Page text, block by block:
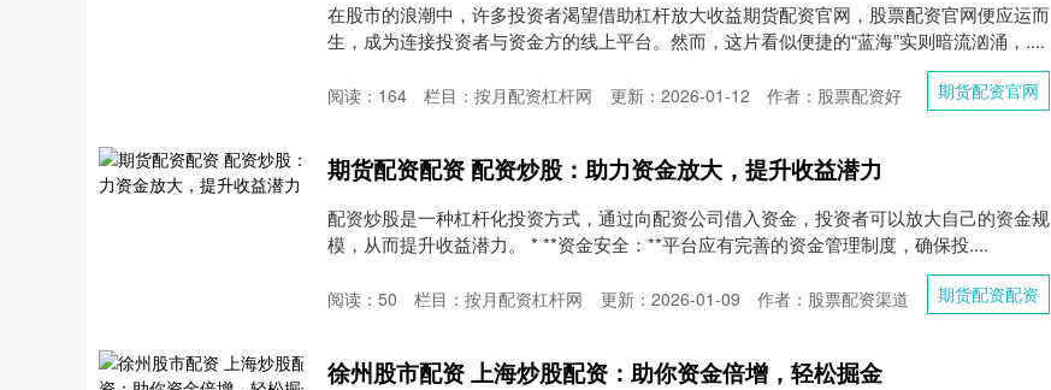
在股市的浪潮中，许多投资者渴望借助杠杆放大收益期货配资官网，股票配资官网便应运而
生，成为连接投资者与资金方的线上平台。然而，这片看似便捷的“蓝海”实则暗流汹涌，....
期货配资官网
更新：2026-01-12 作者：股票配资好
阅读： 164 栏目： 按月配资杠杆网
期货配资配资 配资炒股：助力资金放大，提升收益潜力
配资炒股是一种杠杆化投资方式，通过向配资公司借入资金，投资者可以放大自己的资金规
模，从而提升收益潜力。 * **资金安全：**平台应有完善的资金管理制度，确保投....
期货配资配资
更新：2026-01-09 作者：股票配资渠道
阅读： 50 栏目： 按月配资杠杆网
徐州股市配资 上海炒股配资：助你资金倍增，轻松掘金